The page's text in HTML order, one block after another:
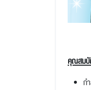
คุณสม
ก